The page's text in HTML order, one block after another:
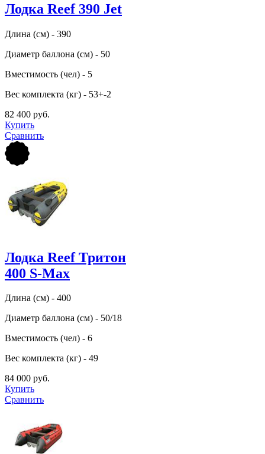
Лодка Reef 390 Jet
Длина (см) - 390
Диаметр баллона (см) - 50
Вместимость (чел) - 5
Вес комплекта (кг) - 53+-2
82 400 руб.
Купить
Сравнить
Лодка Reef Тритон
400 S-Max
Длина (см) - 400
Диаметр баллона (см) - 50/18
Вместимость (чел) - 6
Вес комплекта (кг) - 49
84 000 руб.
Купить
Сравнить